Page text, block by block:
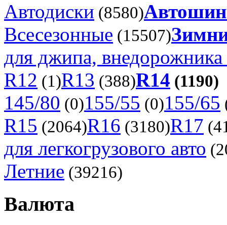
Автодиски (8580)
Всесезонные (15507)
для джипа,
R12 (1)R13 (388)R14 (1190)
145/80 (0)155/55 (0)155/65
R15 (2064)R16 (3180)R17
для легкогрузового авто
Летние (39216)
Валюта